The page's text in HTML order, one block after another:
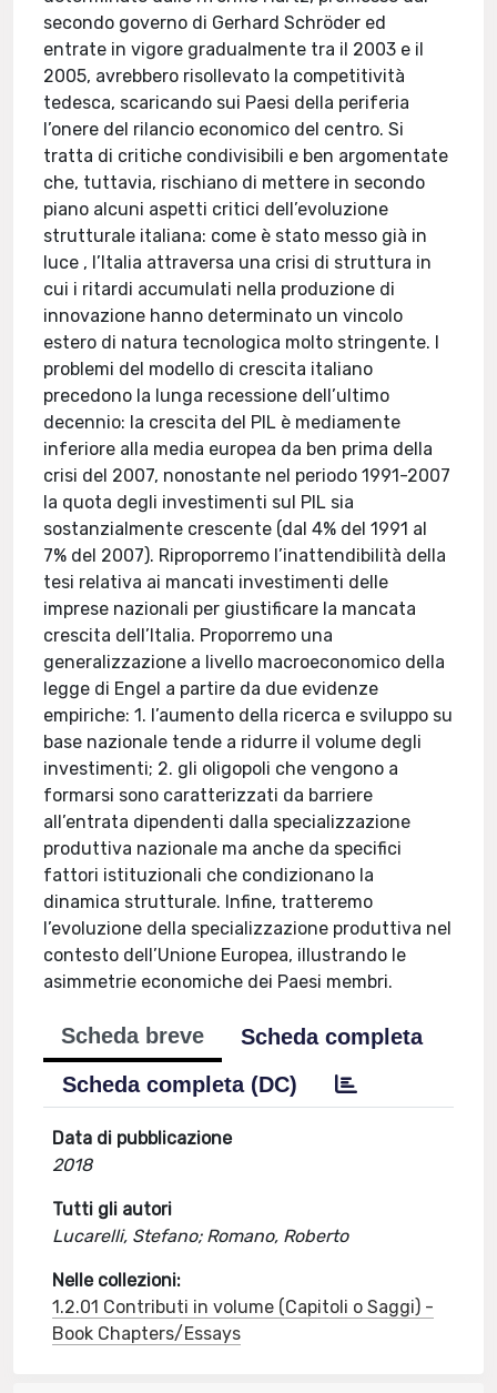
secondo governo di Gerhard Schröder ed
entrate in vigore gradualmente tra il 2003 e il
2005, avrebbero risollevato la competitività
tedesca, scaricando sui Paesi della periferia
l’onere del rilancio economico del centro. Si
tratta di critiche condivisibili e ben argomentate
che, tuttavia, rischiano di mettere in secondo
piano alcuni aspetti critici dell’evoluzione
strutturale italiana: come è stato messo già in
luce , l’Italia attraversa una crisi di struttura in
cui i ritardi accumulati nella produzione di
innovazione hanno determinato un vincolo
estero di natura tecnologica molto stringente. I
problemi del modello di crescita italiano
precedono la lunga recessione dell’ultimo
decennio: la crescita del PIL è mediamente
inferiore alla media europea da ben prima della
crisi del 2007, nonostante nel periodo 1991-2007
la quota degli investimenti sul PIL sia
sostanzialmente crescente (dal 4% del 1991 al
7% del 2007). Riproporremo l’inattendibilità della
tesi relativa ai mancati investimenti delle
imprese nazionali per giustificare la mancata
crescita dell’Italia. Proporremo una
generalizzazione a livello macroeconomico della
legge di Engel a partire da due evidenze
empiriche: 1. l’aumento della ricerca e sviluppo su
base nazionale tende a ridurre il volume degli
investimenti; 2. gli oligopoli che vengono a
formarsi sono caratterizzati da barriere
all’entrata dipendenti dalla specializzazione
produttiva nazionale ma anche da specifici
fattori istituzionali che condizionano la
dinamica strutturale. Infine, tratteremo
l’evoluzione della specializzazione produttiva nel
contesto dell’Unione Europea, illustrando le
asimmetrie economiche dei Paesi membri.
Scheda breve
Scheda completa
Scheda completa (DC)
Data di pubblicazione
2018
Tutti gli autori
Lucarelli, Stefano; Romano, Roberto
Nelle collezioni:
1.2.01 Contributi in volume (Capitoli o Saggi) -
Book Chapters/Essays